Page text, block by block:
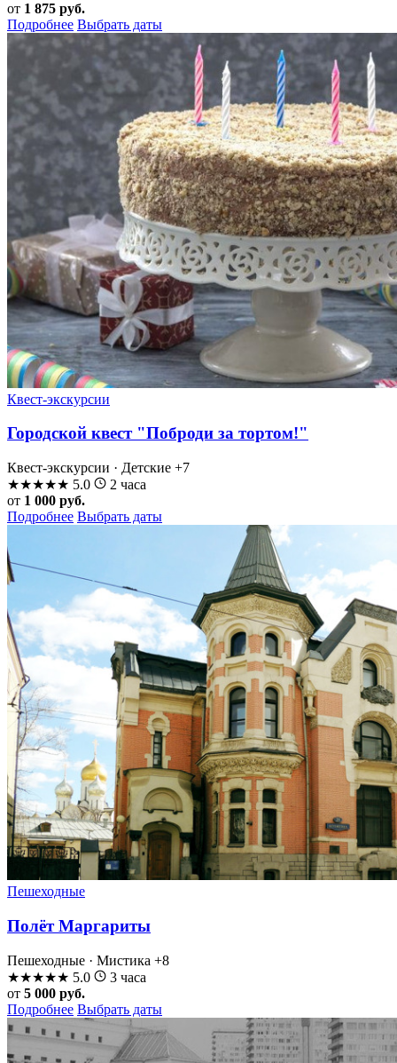
от 1 875 руб.
Подробнее Выбрать даты
Квест-экскурсии
Городской квест "Поброди за тортом!"
Квест-экскурсии · Детские +7
★★★★★ 5.0
2 часа
от 1 000 руб.
Подробнее Выбрать даты
Пешеходные
Полёт Маргариты
Пешеходные · Мистика +8
★★★★★ 5.0
3 часа
от 5 000 руб.
Подробнее Выбрать даты